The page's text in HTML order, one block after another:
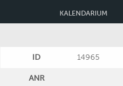
KALENDARIUM
ID 14965
ANR